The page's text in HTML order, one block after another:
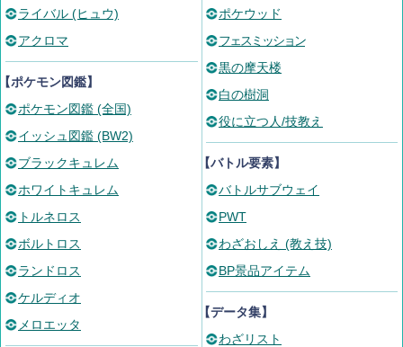
ライバル (ヒュウ)
アクロマ
ポケモン図鑑】
ポケモン図鑑 (全国)
イッシュ図鑑 (BW2)
ブラックキュレム
ホワイトキュレム
トルネロス
ボルトロス
ランドロス
ケルディオ
メロエッタ
ポケウッド
フェスミッション
黒の摩天楼
白の樹洞
役に立つ人/技教え
【バトル要素】
バトルサブウェイ
PWT
わざおしえ (教え技)
BP景品アイテム
【データ集】
わざリスト